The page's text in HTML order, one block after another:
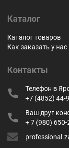
Каталог
Каталог товаров
Как заказать у нас
Контакты
Телефон в
+7 (4852) 44-
Ваш друг
+ 7 (980) 650-